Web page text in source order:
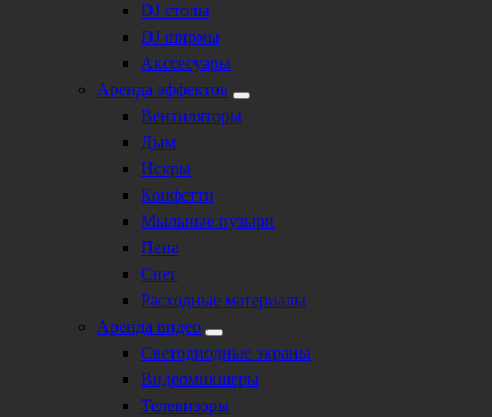
DJ столы
DJ ширмы
Акссесуары
Аренда эффектов
Вентиляторы
Дым
Искры
Конфетти
Мыльные пузыри
Пена
Снег
Расходные материалы
Аренда видео
Светодиодные экраны
Видеомикшеры
Телевизоры